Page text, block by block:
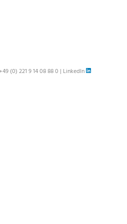
(0) 221 9 14 08 88 0 | LinkedIn